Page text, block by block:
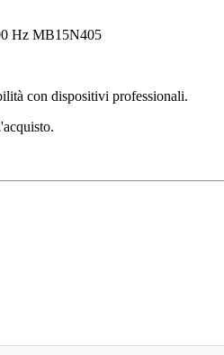
Hz MB15N405
con dispositivi professionali.